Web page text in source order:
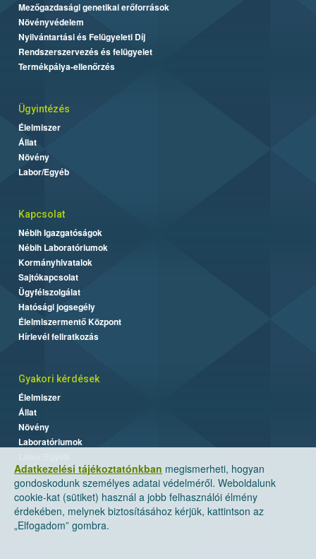
Adatkezelési tájékoztatónkban megismerheti, hogyan
gondoskodunk személyes adatai védelméről. Weboldalunk
cookie-kat (sütiket) használ a jobb felhasználói élmény
érdekében, melynek biztosításához kérjük, kattintson az
„Elfogadom” gombra.
Mezőgazdasági genetikai erőforrások
Növényvédelem
Nyilvántartási és Felügyeleti Díj
Rendszerszervezés és felügyelet
Termékpálya-ellenőrzés
Ügyintézés
Élelmiszer
Állat
Növény
Labor/Egyéb
Kapcsolat
Nébih Igazgatóságok
Nébih Laboratóriumok
Kormányhivatalok
Sajtókapcsolat
Ügyfélszolgálat
Hatósági jogsegély
Élelmiszermentő Központ
Hírlevél feliratkozás
Gyakori kérdések
Élelmiszer
Állat
Növény
Laboratóriumok